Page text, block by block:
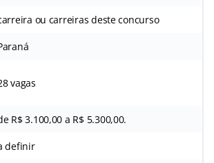
ou carreiras deste concurso
vagas
R$ 3.100,00 a R$ 5.300,00.
definir